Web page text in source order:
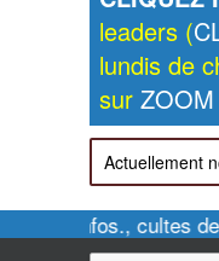
leaders (
lundis de
sur ZOOM
Pour infos., cultes